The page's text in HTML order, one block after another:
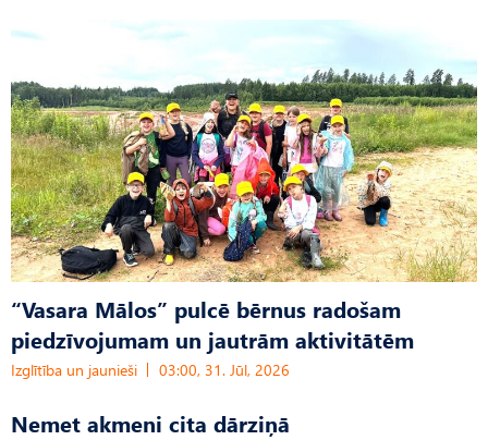
“Vasara Mālos” pulcē bērnus radošam
piedzīvojumam un jautrām aktivitātēm
Izglītība un jaunieši 03:00, 31. Jūl, 2026
Nemet akmeni cita dārziņā